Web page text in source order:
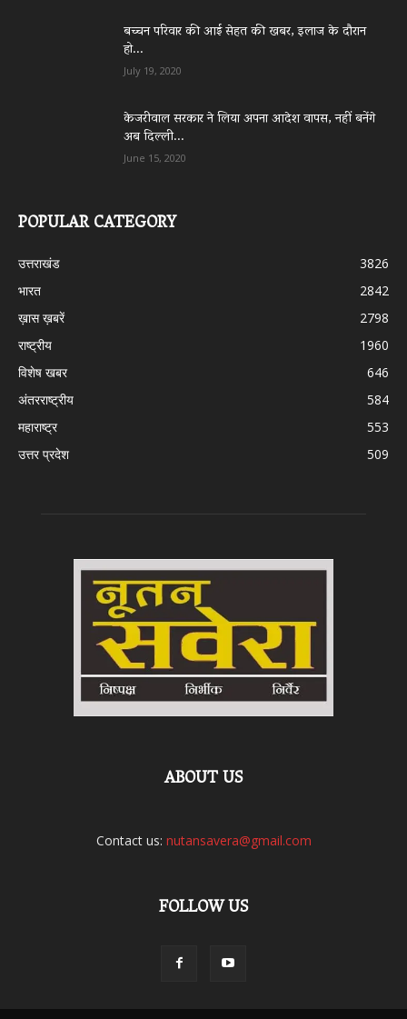
बच्चन परिवार की आई सेहत की खबर, इलाज के दौरान
हो...
July 19, 2020
केजरीवाल सरकार ने लिया अपना आदेश वापस, नहीं बनेंगे
अब दिल्ली...
June 15, 2020
POPULAR CATEGORY
उत्तराखंड
3826
भारत
2842
ख़ास ख़बरें
2798
राष्ट्रीय
1960
विशेष खबर
646
अंतरराष्ट्रीय
584
महाराष्ट्र
553
उत्तर प्रदेश
509
ABOUT US
Contact us: nutansavera@gmail.com
FOLLOW US